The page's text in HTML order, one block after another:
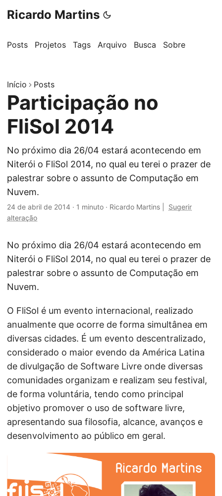
Ricardo Martins
Posts Projetos Tags Arquivo Busca Sobre
Início Posts
Participação no
FliSol 2014
No próximo dia 26/04 estará acontecendo em
Niterói o FliSol 2014, no qual eu terei o prazer de
palestrar sobre o assunto de Computação em
Nuvem.
24 de abril de 2014 · 1 minuto · Ricardo Martins
Sugerir
alteração
No próximo dia 26/04 estará acontecendo em
Niterói o FliSol 2014, no qual eu terei o prazer de
palestrar sobre o assunto de Computação em
Nuvem.
O FliSol é um evento internacional, realizado
anualmente que ocorre de forma simultânea em
diversas cidades. É um evento descentralizado,
considerado o maior evendo da América Latina
de divulgação de Software Livre onde diversas
comunidades organizam e realizam seu festival,
de forma voluntária, tendo como principal
objetivo promover o uso de software livre,
apresentando sua filosofia, alcance, avanços e
desenvolvimento ao público em geral.